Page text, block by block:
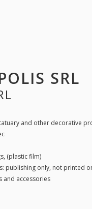
SRL
and other decorative
(plastic film)
publishing only, not printed
and accessories